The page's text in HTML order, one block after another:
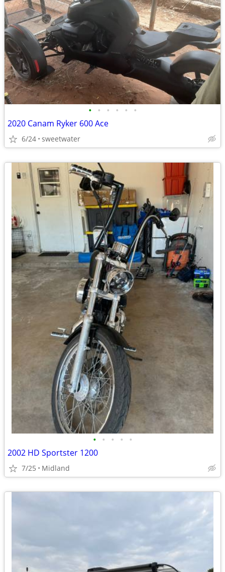
• • • • • •
2020 Canam Ryker 600 Ace
6/24 sweetwater
• • • • •
2002 HD Sportster 1200
7/25 Midland